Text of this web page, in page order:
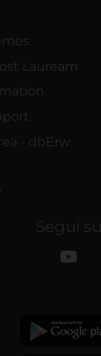
Lauream
- dbErw
Segui su